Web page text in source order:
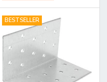
BESTSELLER